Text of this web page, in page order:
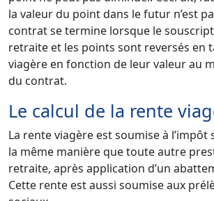
la valeur du point dans le futur n’est
contrat se termine lorsque le
retraite et les points sont reversés en
viagère en fonction de leur valeur au
du contrat.
Le calcul de la rente
La rente viagère est soumise à l’impôt
la même manière que toute autre
retraite, après application d’un
Cette rente est aussi soumise aux